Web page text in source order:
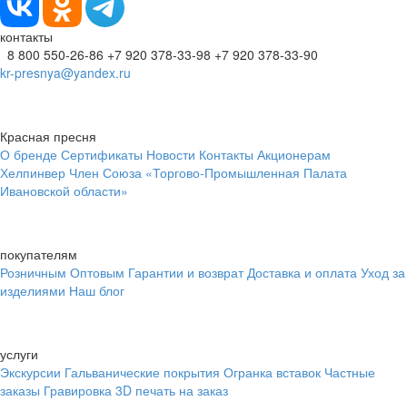
контакты
8 800 550-26-86 +7 920 378-33-98 +7 920 378-33-90
kr-presnya@yandex.ru
Красная пресня
О бренде Сертификаты Новости Контакты Акционерам
Хелпинвер Член Союза «Торгово-Промышленная Палата
Ивановской области»
покупателям
Розничным Оптовым Гарантии и возврат Доставка и оплата Уход за
изделиями Наш блог
услуги
Экскурсии Гальванические покрытия Огранка вставок Частные
заказы Гравировка 3D печать на заказ